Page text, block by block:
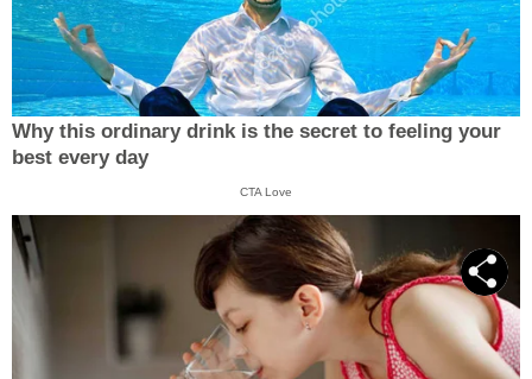
Why this ordinary drink is the secret to feeling your
best every day
CTA Love